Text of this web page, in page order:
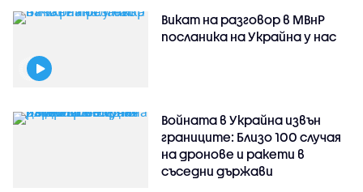
Викат на разговор в МВнР
посланика на Украйна у нас
Войната в Украйна извън
границите: Близо 100 случая
на дронове и ракети в
съседни държави